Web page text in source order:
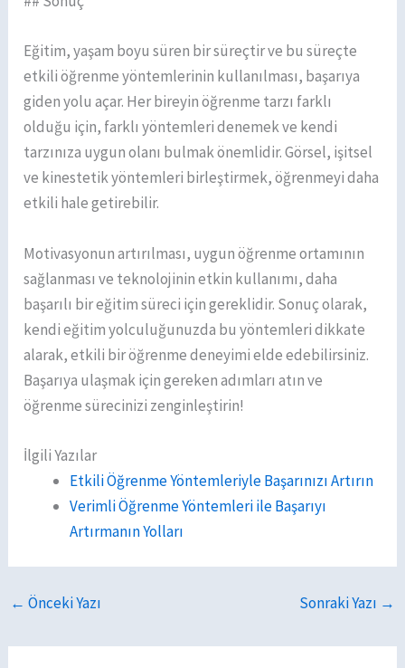
Eğitim, yaşam boyu süren bir süreçtir ve bu süreçte
etkili öğrenme yöntemlerinin kullanılması, başarıya
giden yolu açar. Her bireyin öğrenme tarzı farklı
olduğu için, farklı yöntemleri denemek ve kendi
tarzınıza uygun olanı bulmak önemlidir. Görsel, işitsel
ve kinestetik yöntemleri birleştirmek, öğrenmeyi daha
etkili hale getirebilir.
Motivasyonun artırılması, uygun öğrenme ortamının
sağlanması ve teknolojinin etkin kullanımı, daha
başarılı bir eğitim süreci için gereklidir. Sonuç olarak,
kendi eğitim yolculuğunuzda bu yöntemleri dikkate
alarak, etkili bir öğrenme deneyimi elde edebilirsiniz.
Başarıya ulaşmak için gereken adımları atın ve
öğrenme sürecinizi zenginleştirin!
İlgili Yazılar
Etkili Öğrenme Yöntemleriyle Başarınızı Artırın
Verimli Öğrenme Yöntemleri ile Başarıyı
Artırmanın Yolları
← Önceki Yazı Sonraki Yazı →